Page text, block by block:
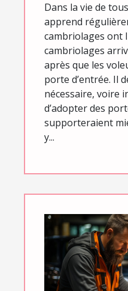
Dans la vie de
apprend
cambriolages ont
cambriolages
après que les
porte d’entrée. Il
nécessaire, voire
d’adopter des
supporteraient
y...